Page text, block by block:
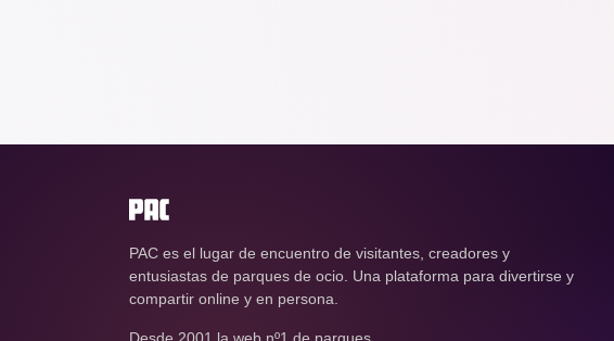
PAC es el lugar de encuentro de visitantes, creadores y
entusiastas de parques de ocio. Una plataforma para divertirse y
compartir online y en persona.
Desde 2001 la web nº1 de parques.